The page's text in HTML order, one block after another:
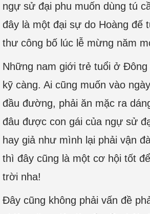
ngự sử đại phu muốn dùng tú
đây là một đại sự do Hoàng đế
thư công bố lúc lễ mừng năm
Những nam giới trẻ tuổi ở
kỹ càng. Ai cũng muốn vào
đầu đường, phải ăn mặc ra
đâu được con gái của ngự sử
hay giả như mình lại phải vận
thì đây cũng là một cơ hội tốt
trời nha!
Đây cũng không phải vấn đề